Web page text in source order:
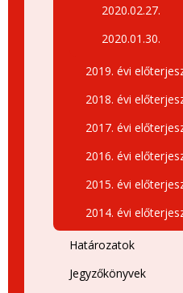
2020.02.27.
2020.01.30.
2019. évi
2018. évi
2017. évi
2016. évi
2015. évi
2014. évi
Határozatok
Jegyzőkönyvek